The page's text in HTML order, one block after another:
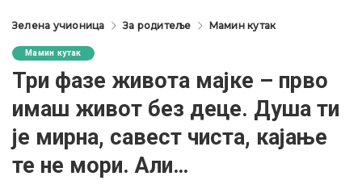
Зелена учионица За родитеље Мамин кутак
Мамин кутак
Три фазе живота мајке – прво
имаш живот без деце. Душа ти
је мирна, савест чиста, кајање
те не мори. Али…